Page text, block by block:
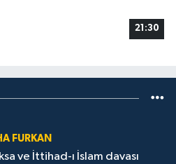
21:30
FURKAN
ve İttihad-ı İslam davası